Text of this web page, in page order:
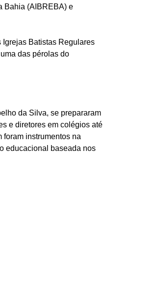
Bahia (AIBREBA) e
Igrejas Batistas Regulares
das pérolas do
da Silva, se prepararam
e diretores em colégios até
foram instrumentos na
educacional baseada nos